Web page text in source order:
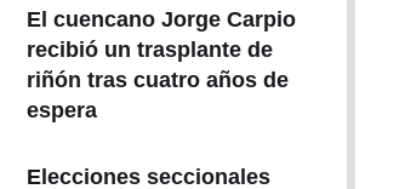
El cuencano Jorge Carpio
recibió un trasplante de
riñón tras cuatro años de
espera
Elecciones seccionales